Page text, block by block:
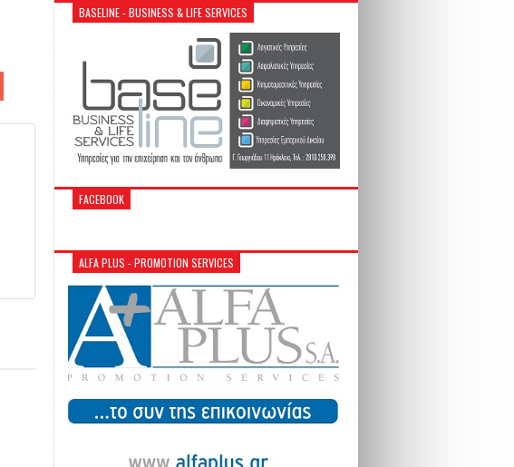
BASELINE - BUSINESS & LIFE SERVICES
FACEBOOK
ALFA PLUS - PROMOTION SERVICES